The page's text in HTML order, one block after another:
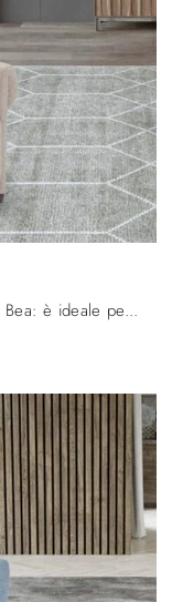
Clicca e scopri di più sulla poltrona relax Bea: è ideale per accompagnare ogni movimento con facilità; guarda tutte le Poltrone relax in tessuto ...